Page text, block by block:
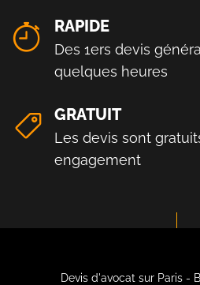
RAPIDE
Des 1ers devis
quelques heures
GRATUIT
Les devis sont
engagement
Devis d'avocat sur Paris -